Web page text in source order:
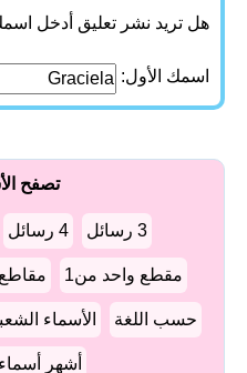
هل تريد نشر تعليق أدخل
اسمك الأول:
تصفح
3 رسائل 4 رسائل
مقطع واحد من1 مقاطع2
حسب اللغة الأسماء
أشهر أسماء